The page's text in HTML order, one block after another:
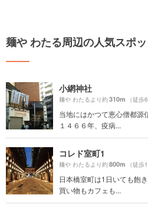
麺や わたる周辺の人気スポッ
小網神社
麺や わたるより約310m （徒歩
当地にはかつて恵心僧都源
１４６６年、疫病...
コレド室町1
麺や わたるより約800m （徒歩
日本橋室町は1日いても飽
買い物もカフェも...